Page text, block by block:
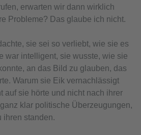
erwarten wir dann wirklich
Probleme? Das glaube ich nicht.
sie sei so verliebt, wie sie es
war intelligent, sie wusste, wie sie
an das Bild zu glauben, das
Warum sie Eik vernachlässigt
auf sie hörte und nicht nach ihrer
klar politische Überzeugungen,
ihren standen.